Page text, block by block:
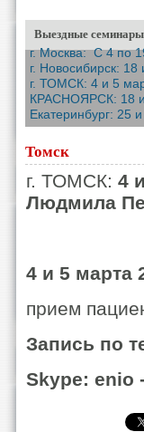
Выездные
г. Москва: С 4 по
г. Новосибирск:
г. ТОМСК: 4 и 5
КРАСНОЯРСК: 18 и
Екатеринбург: 25
Томск
г. ТОМСК: 4
Людмила
4 и 5 марта
прием
Запись по
Skype: enio